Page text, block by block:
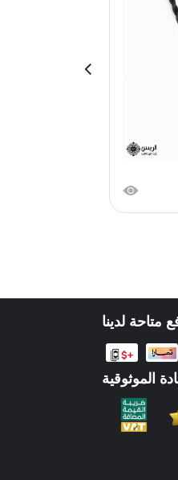
متاحة لدينا
الموثوقية